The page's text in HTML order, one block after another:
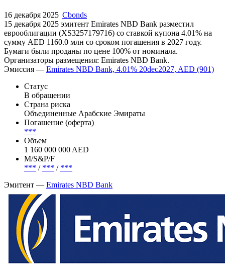
16 декабря 2025 Cbonds
15 декабря 2025 эмитент Emirates NBD Bank разместил
еврооблигации (XS3257179716) cо ставкой купона 4.01% на
сумму AED 1160.0 млн со сроком погашения в 2027 году.
Бумаги были проданы по цене 100% от номинала.
Организаторы размещения: Emirates NBD Bank.
Эмиссия — Emirates NBD Bank, 4.01% 20dec2027, AED (901)
Статус
В обращении
Страна риска
Объединенные Арабские Эмираты
Погашение (оферта)
***
Объем
1 160 000 000 AED
М/S&P/F
*** / *** / ***
Эмитент — Emirates NBD Bank